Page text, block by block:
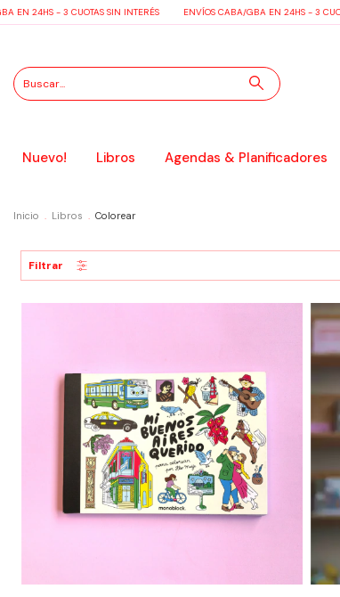
EN 24HS - 3 CUOTAS SIN INTERÉS ENVÍOS CABA/GBA EN 24HS - 3
Nuevo! Libros Agendas & Planificadores
Inicio . Libros . Colorear
Filtrar